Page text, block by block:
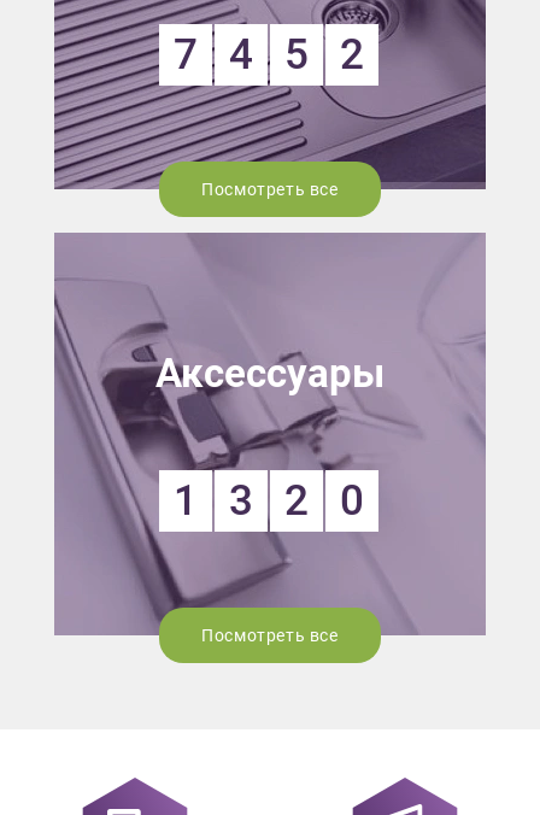
7 4 5 2
Посмотреть все
Аксессуары
1 3 2 0
Посмотреть все